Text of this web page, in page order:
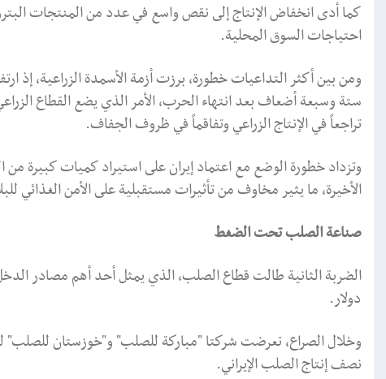
كما أدى انخفاض الإنتاج إلى نقص واسع في عدد من المنتجات
احتياجات السوق المحلية.
ومن بين أكثر التداعيات خطورة، برزت أزمة الأسمدة الزراعية، إذ
ستة وسبعة أضعاف بعد انتهاء الحرب، الأمر الذي يضع القطاع
تراجعاً في الإنتاج الزراعي وتفاقماً في ظروف الجفاف.
وتزداد خطورة الوضع مع اعتماد إيران على استيراد كميات كبيرة
الأخيرة، ما يثير مخاوف من تأثيرات مستقبلية على الأمن الغذائي
صناعة الصلب تحت الضغط
دولار.
وخلال الصراع، تعرضت شركتا "مباركة للصلب" و"خوزستان للصلب"
نصف إنتاج الصلب الإيراني.